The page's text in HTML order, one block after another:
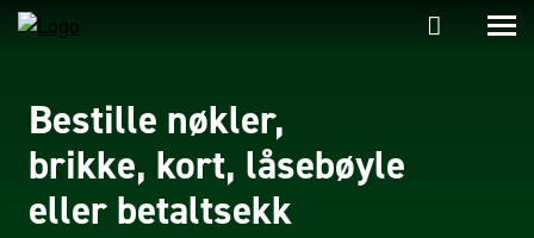
Bestille nøkler,
brikke, kort, låsebøyle
eller betaltsekk